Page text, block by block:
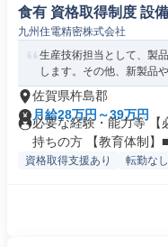
食有 資格取得制度 設
九州住電精密株式会社
生産技術担当として、製
します。その他、新製品
佐賀県杵島郡
月給28万円～39万円
必要な経験・能力等 【
持ちの方 【教育体制】
資格取得支援あり 転勤なし